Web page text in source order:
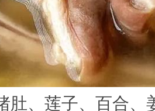
肚、莲子、百合、